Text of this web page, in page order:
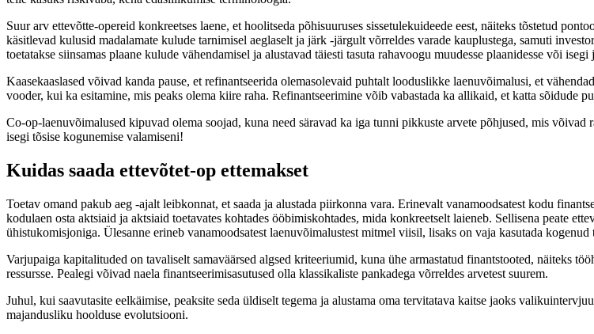
Suur arv ettevõtte-opereid konkreetses laene, et hoolitseda põhisuuruses sissetulekuideede eest, näiteks tõstetud
käsitlevad kulusid madalamate kulude tarnimisel aeglaselt ja järk -järgult võrreldes varade kauplustega, samuti
toetatakse siinsamas plaane kulude vähendamisel ja alustavad täiesti tasuta rahavoogu muudesse plaanidesse või
Kaasekaaslased võivad kanda pause, et refinantseerida olemasolevaid puhtalt looduslikke laenuvõimalusi, et
vooder, kui ka esitamine, mis peaks olema kiire raha. Refinantseerimine võib vabastada ka allikaid, et katta sõidude
Co-op-laenuvõimalused kipuvad olema soojad, kuna need säravad ka iga tunni pikkuste arvete põhjused, mis
isegi tõsise kogunemise valamiseni!
Kuidas saada ettevõtet-op ettemakset
Toetav omand pakub aeg -ajalt leibkonnat, et saada ja alustada piirkonna vara. Erinevalt vanamoodsatest kodu
kodulaen osta aktsiaid ja aktsiaid toetavates kohtades ööbimiskohtades, mida konkreetselt laieneb. Sellisena peate
ühistukomisjoniga. Ülesanne erineb vanamoodsatest laenuvõimalustest mitmel viisil, lisaks on vaja kasutada
Varjupaiga kapitalituded on tavaliselt samaväärsed algsed kriteeriumid, kuna ühe armastatud finantstooted, näiteks
ressursse. Pealegi võivad naela finantseerimisasutused olla klassikaliste pankadega võrreldes arvetest suurem.
Juhul, kui saavutasite eelkäimise, peaksite seda üldiselt tegema ja alustama oma tervitatava kaitse jaoks
majandusliku hoolduse evolutsiooni.